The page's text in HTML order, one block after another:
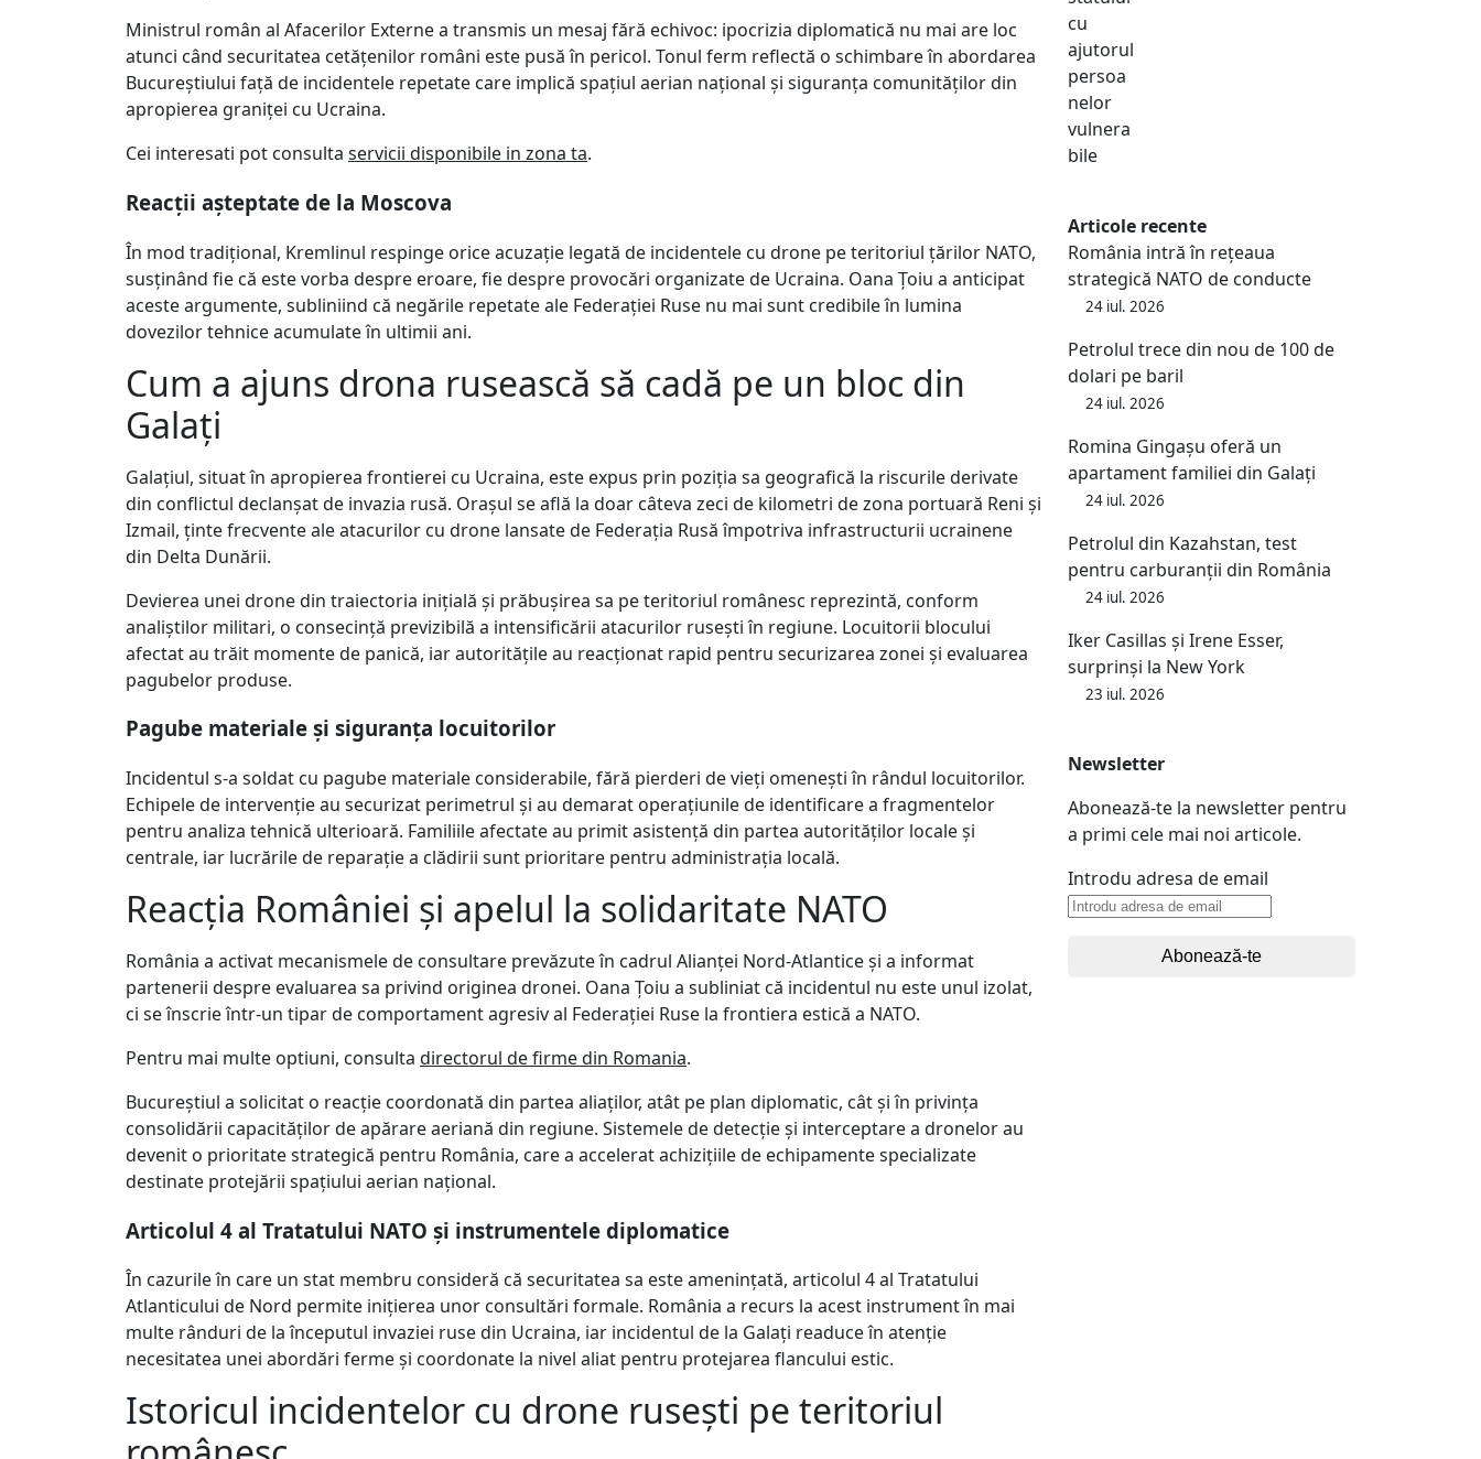
Ministrul român al Afacerilor Externe a transmis un mesaj fără echivoc: ipocrizia diplomatică nu mai are loc
atunci când securitatea cetățenilor români este pusă în pericol. Tonul ferm reflectă o schimbare în abordarea
Bucureștiului față de incidentele repetate care implică spațiul aerian național și siguranța comunităților din
apropierea graniței cu Ucraina.
Cei interesati pot consulta servicii disponibile in zona ta.
Reacții așteptate de la Moscova
În mod tradițional, Kremlinul respinge orice acuzație legată de incidentele cu drone pe teritoriul țărilor NATO,
susținând fie că este vorba despre eroare, fie despre provocări organizate de Ucraina. Oana Țoiu a anticipat
aceste argumente, subliniind că negările repetate ale Federației Ruse nu mai sunt credibile în lumina
dovezilor tehnice acumulate în ultimii ani.
Cum a ajuns drona rusească să cadă pe un bloc din
Galați
Galațiul, situat în apropierea frontierei cu Ucraina, este expus prin poziția sa geografică la riscurile derivate
din conflictul declanșat de invazia rusă. Orașul se află la doar câteva zeci de kilometri de zona portuară Reni și
Izmail, ținte frecvente ale atacurilor cu drone lansate de Federația Rusă împotriva infrastructurii ucrainene
din Delta Dunării.
Devierea unei drone din traiectoria inițială și prăbușirea sa pe teritoriul românesc reprezintă, conform
analiștilor militari, o consecință previzibilă a intensificării atacurilor rusești în regiune. Locuitorii blocului
afectat au trăit momente de panică, iar autoritățile au reacționat rapid pentru securizarea zonei și evaluarea
pagubelor produse.
Pagube materiale și siguranța locuitorilor
Incidentul s-a soldat cu pagube materiale considerabile, fără pierderi de vieți omenești în rândul locuitorilor.
Echipele de intervenție au securizat perimetrul și au demarat operațiunile de identificare a fragmentelor
pentru analiza tehnică ulterioară. Familiile afectate au primit asistență din partea autorităților locale și
centrale, iar lucrările de reparație a clădirii sunt prioritare pentru administrația locală.
Reacția României și apelul la solidaritate NATO
România a activat mecanismele de consultare prevăzute în cadrul Alianței Nord-Atlantice și a informat
partenerii despre evaluarea sa privind originea dronei. Oana Țoiu a subliniat că incidentul nu este unul izolat,
ci se înscrie într-un tipar de comportament agresiv al Federației Ruse la frontiera estică a NATO.
Pentru mai multe optiuni, consulta directorul de firme din Romania.
Bucureștiul a solicitat o reacție coordonată din partea aliaților, atât pe plan diplomatic, cât și în privința
consolidării capacităților de apărare aeriană din regiune. Sistemele de detecție și interceptare a dronelor au
devenit o prioritate strategică pentru România, care a accelerat achizițiile de echipamente specializate
destinate protejării spațiului aerian național.
Articolul 4 al Tratatului NATO și instrumentele diplomatice
În cazurile în care un stat membru consideră că securitatea sa este amenințată, articolul 4 al Tratatului
Atlanticului de Nord permite inițierea unor consultări formale. România a recurs la acest instrument în mai
multe rânduri de la începutul invaziei ruse din Ucraina, iar incidentul de la Galați readuce în atenție
necesitatea unei abordări ferme și coordonate la nivel aliat pentru protejarea flancului estic.
Istoricul incidentelor cu drone rusești pe teritoriul
Articole recente
România intră în rețeaua
strategică NATO de conducte
24 iul. 2026
Petrolul trece din nou de 100 de
dolari pe baril
24 iul. 2026
Romina Gingașu oferă un
apartament familiei din Galați
24 iul. 2026
Petrolul din Kazahstan, test
pentru carburanții din România
24 iul. 2026
Iker Casillas și Irene Esser,
surprinși la New York
23 iul. 2026
Newsletter
Abonează-te la newsletter pentru
a primi cele mai noi articole.
Introdu adresa de email
Abonează-te